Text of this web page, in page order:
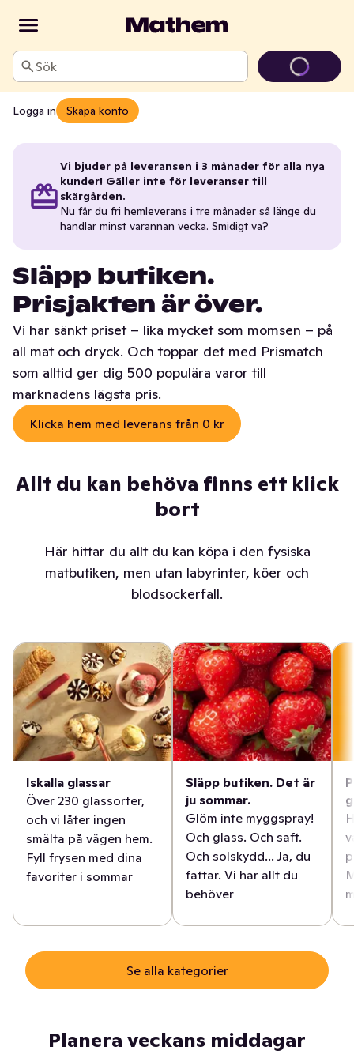
Sök
Logga in Skapa konto
Vi bjuder på leveransen i 3 månader för alla nya
kunder! Gäller inte för leveranser till
skärgården.
Nu får du fri hemleverans i tre månader så länge du
handlar minst varannan vecka. Smidigt va?
Släpp butiken.
Prisjakten är över.
Vi har sänkt priset – lika mycket som momsen – på
all mat och dryck. Och toppar det med Prismatch
som alltid ger dig 500 populära varor till
marknadens lägsta pris.
Klicka hem med leverans från 0 kr
Allt du kan behöva finns ett klick
bort
Här hittar du allt du kan köpa i den fysiska
matbutiken, men utan labyrinter, köer och
blodsockerfall.
Iskalla glassar
Över 230 glassorter,
och vi låter ingen
smälta på vägen hem.
Fyll frysen med dina
favoriter i sommar
Släpp butiken. Det är
ju sommar.
Glöm inte myggspray!
Och glass. Och saft.
Och solskydd... Ja, du
fattar. Vi har allt du
behöver
Se alla kategorier
Planera veckans middagar